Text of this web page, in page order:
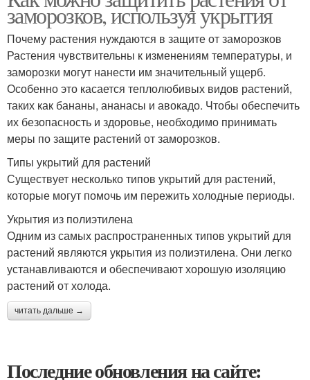
заморозков, используя укрытия
Почему растения нуждаются в защите от заморозков
Растения чувствительны к изменениям температуры, и
заморозки могут нанести им значительный ущерб.
Особенно это касается теплолюбивых видов растений,
таких как бананы, ананасы и авокадо. Чтобы обеспечить
их безопасность и здоровье, необходимо принимать
меры по защите растений от заморозков.
Типы укрытий для растений
Существует несколько типов укрытий для растений,
которые могут помочь им пережить холодные периоды.
Укрытия из полиэтилена
Одним из самых распространенных типов укрытий для
растений являются укрытия из полиэтилена. Они легко
устанавливаются и обеспечивают хорошую изоляцию
растений от холода.
читать дальше →
Последние обновления на сайте: